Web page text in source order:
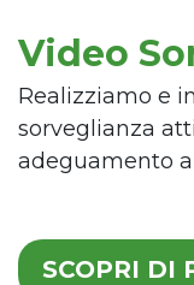
Video
Realizziamo e
sorveglianza
adeguamento
SCOPRI DI